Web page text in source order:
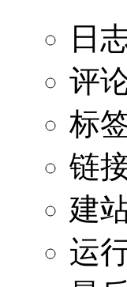
日
评
标
链
建
运